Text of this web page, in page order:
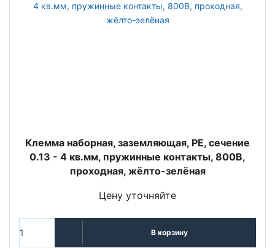
Клемма наборная, заземляющая, PE, сечение
0.13 - 4 кв.мм, пружинные контакты, 800В,
проходная, жёлто-зелёная
Цену уточняйте
В корзину